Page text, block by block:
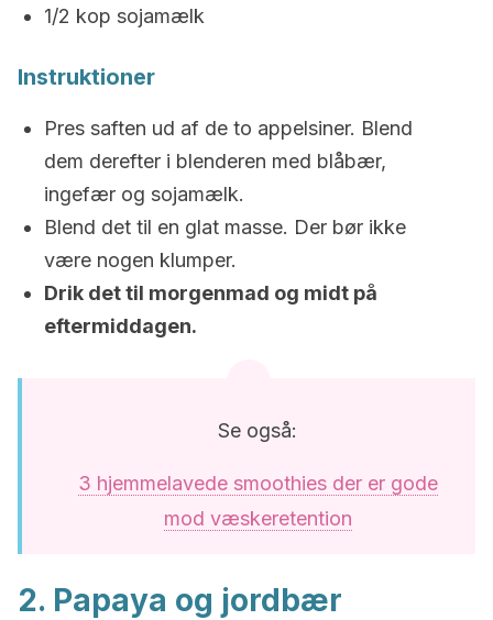
1/2 kop sojamælk
Instruktioner
Pres saften ud af de to appelsiner. Blend
dem derefter i blenderen med blåbær,
ingefær og sojamælk.
Blend det til en glat masse. Der bør ikke
være nogen klumper.
Drik det til morgenmad og midt på
eftermiddagen.
Se også:
3 hjemmelavede smoothies der er gode
mod væskeretention
2. Papaya og jordbær